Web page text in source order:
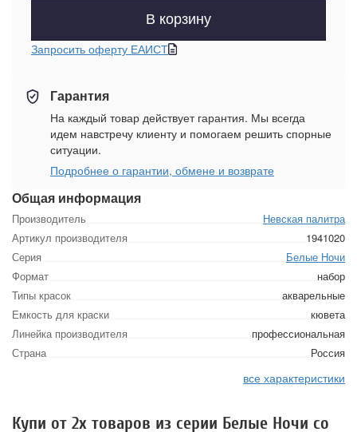
Общая информация
Производитель
Невская палитра
Артикул производителя
1941020
Серия
Белые Ночи
Формат
набор
Типы красок
акварельные
Емкость для краски
кювета
Линейка производителя
профессиональная
Страна
Россия
все характеристики
В корзину
Запросить оферту ЕАИСТ
Гарантия
На каждый товар действует гарантия. Мы всегда
идем навстречу клиенту и помогаем решить спорные
ситуации.
Подробнее о гарантии, обмене и возврате
Купи от 2х товаров из серии Белые Ночи со